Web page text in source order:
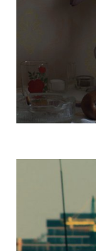
Vanishing